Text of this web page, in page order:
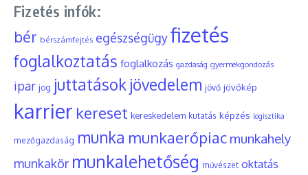
Fizetés infók:
bér bérszámfejtés egészségügyfizetés
foglalkoztatás foglalkozás gazdaság gyermekgondozás
ipar jog juttatások jövedelem jövő jövőkép
karrier kereset kereskedelem kutatás képzés logisztika
mezőgazdaság munka munkaerőpiac munkahely
munkakör munkalehetőség művészet oktatás